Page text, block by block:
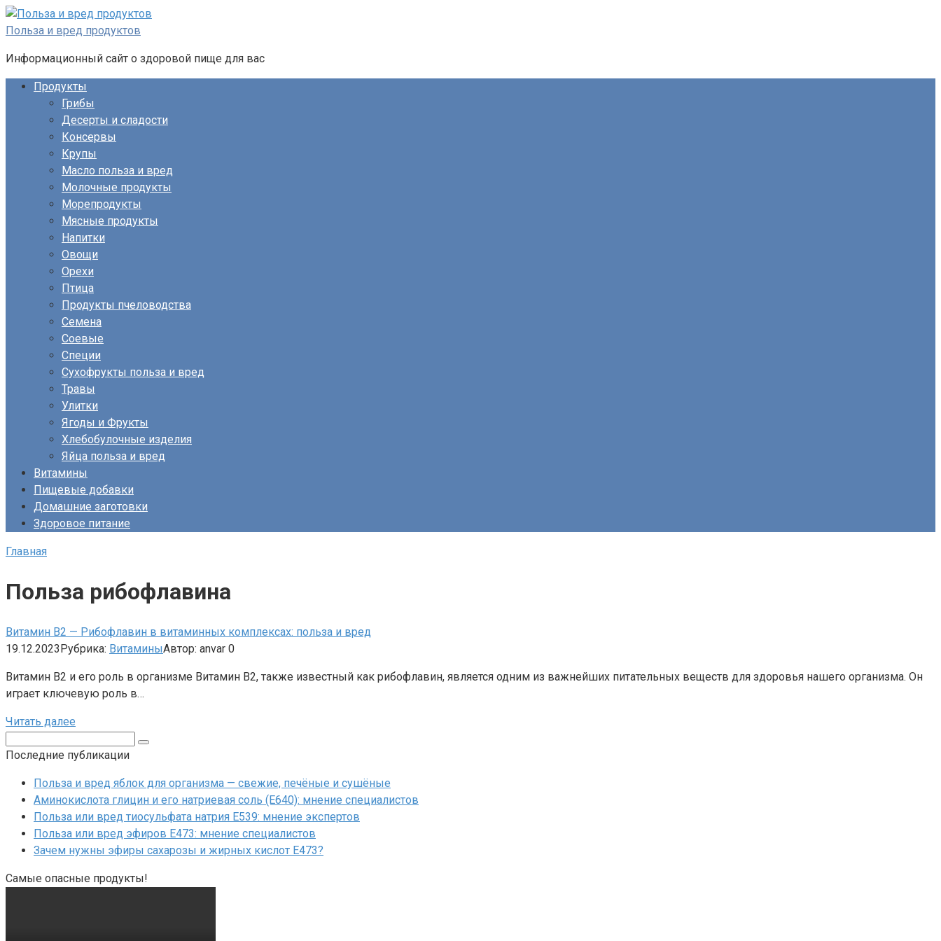
Перейти
к
Польза и вред продуктов
Информационный сайт о здоровой пище для вас
Продукты
Грибы
Десерты и сладости
Консервы
Крупы
Масло польза и вред
Молочные продукты
Морепродукты
Мясные продукты
Напитки
Овощи
Орехи
Птица
Продукты пчеловодства
Семена
Соевые
Специи
Сухофрукты польза и вред
Травы
Улитки
Ягоды и Фрукты
Хлебобулочные изделия
Яйца польза и вред
Витамины
Пищевые добавки
Домашние заготовки
Здоровое питание
Главная
Польза рибофлавина
Витамин B2 — Рибофлавин в витаминных комплексах: польза и вред
19.12.2023Рубрика: ВитаминыАвтор: anvar 0
Витамин B2 и его роль в организме Витамин B2, также известный как рибофлавин, является одним из важнейших питательных веществ для здоровья нашего организма. Он
играет ключевую роль в…
Читать далее
Последние публикации
Польза и вред яблок для организма — свежие, печёные и сушёные
Аминокислота глицин и его натриевая соль (Е640): мнение специалистов
Польза или вред тиосульфата натрия Е539: мнение экспертов
Польза или вред эфиров Е473: мнение специалистов
Зачем нужны эфиры сахарозы и жирных кислот Е473?
Самые опасные продукты!